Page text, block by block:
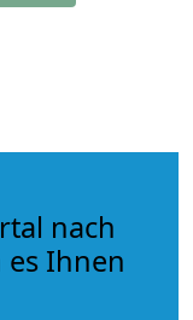
nach
es Ihnen